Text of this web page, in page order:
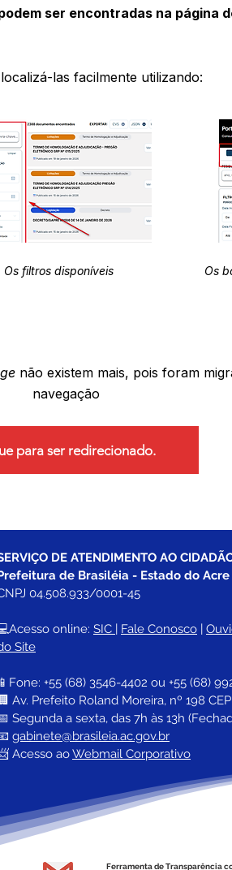
ser encontradas na página
las facilmente utilizando:
Os filtros disponíveis Os
não existem mais, pois foram
navegação
para ser redirecionado.
DE ATENDIMENTO AO
de Brasiléia - Estado do Acre
04.508.933/0001-45
online: SIC | Fale Conosco |
Site
📱Fone: +55 (68) 3546-4402 ou +55 (68)
Av. Prefeito Roland Moreira, nº 198
Segunda a sexta, das 7h às 13h
gabinete@brasileia.ac.gov.br
Acesso ao Webmail Corporativo
Ferramenta de Transparência